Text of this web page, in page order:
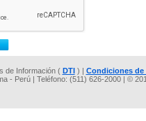
de Información ( DTI) | Condiciones de
- Perú | Teléfono: (511) 626-2000 | ©